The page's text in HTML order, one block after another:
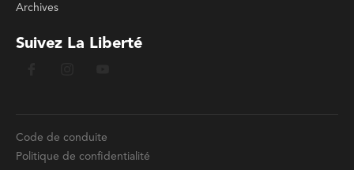
Archives
Suivez La Liberté
Code de conduite
Politique de confidentialité